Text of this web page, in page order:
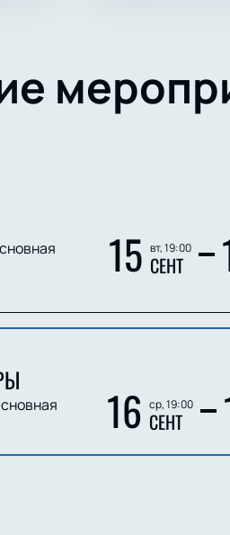
15 вт, 19:00
СЕНТ
16 ср, 19:00
СЕНТ